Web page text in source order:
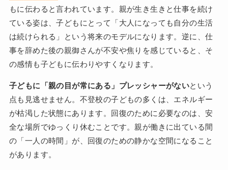
もに伝わると言われています。親が生き生きと仕事を続け
ている姿は、子どもにとって「大人になっても自分の生活
は続けられる」という将来のモデルになります。逆に、仕
事を辞めた後の親御さんが不安や焦りを感じていると、そ
の感情も子どもに伝わりやすくなります。
子どもに「親の目が常にある」プレッシャーがないという
点も見逃せません。不登校の子どもの多くは、エネルギー
が枯渇した状態にあります。回復のために必要なのは、安
全な場所でゆっくり休むことです。親が働きに出ている間
の「一人の時間」が、回復のための静かな空間になること
があります。